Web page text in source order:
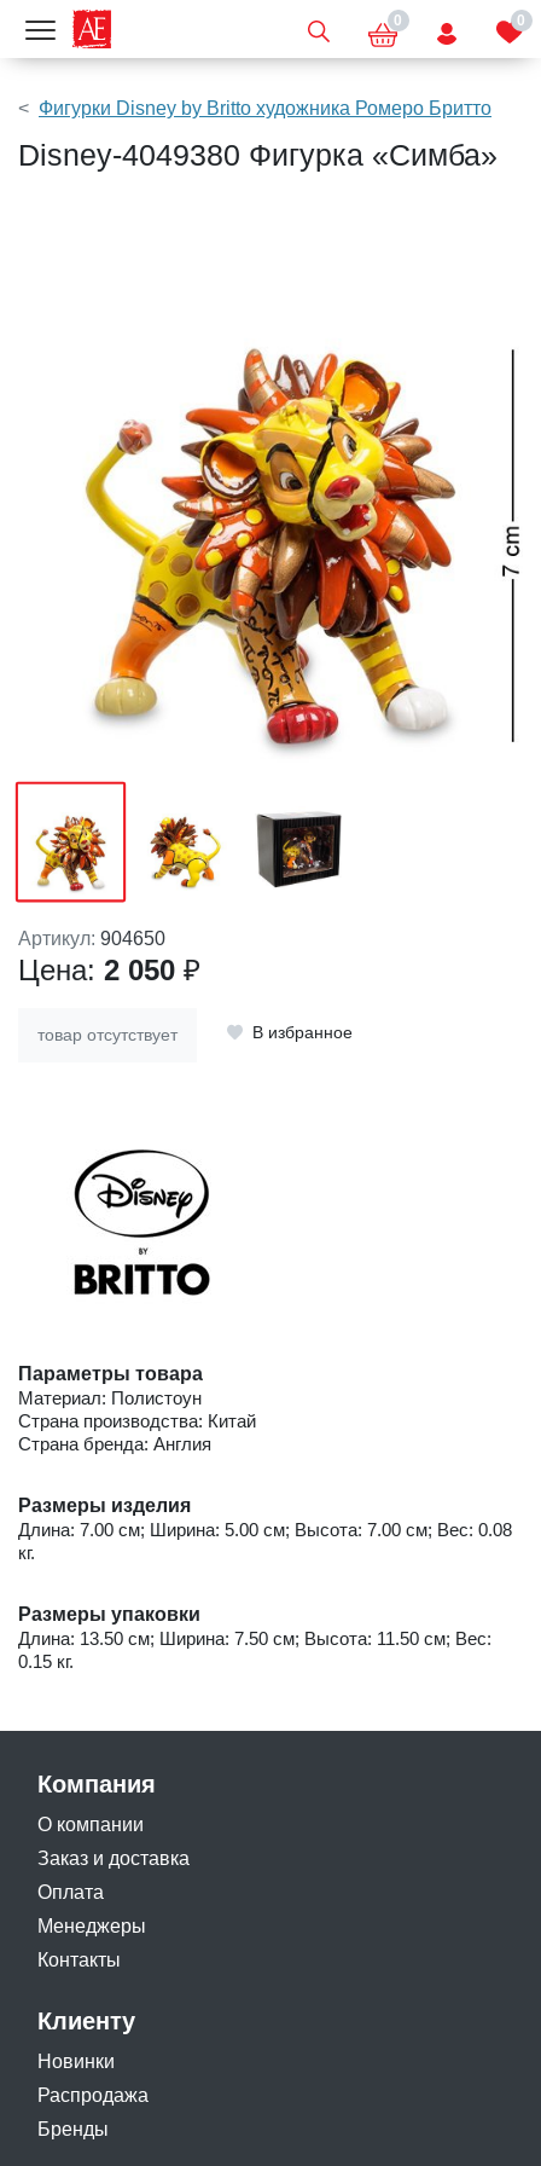
Показать меню 0 0
Фигурки Disney by Britto художника Ромеро Бритто
Disney-4049380 Фигурка «Симба»
Артикул: 904650
Цена: 2 050 ₽
товар отсутствует В избранное
Параметры товара
Материал: Полистоун
Страна производства: Китай
Страна бренда: Англия
Размеры изделия
Длина: 7.00 см; Ширина: 5.00 см; Высота: 7.00 см; Вес: 0.08
кг.
Размеры упаковки
Длина: 13.50 см; Ширина: 7.50 см; Высота: 11.50 см; Вес:
0.15 кг.
Компания
О компании
Заказ и доставка
Оплата
Менеджеры
Контакты
Клиенту
Новинки
Распродажа
Бренды